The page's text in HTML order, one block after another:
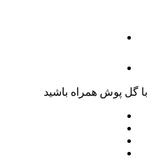
با گل پوش همراه باشید